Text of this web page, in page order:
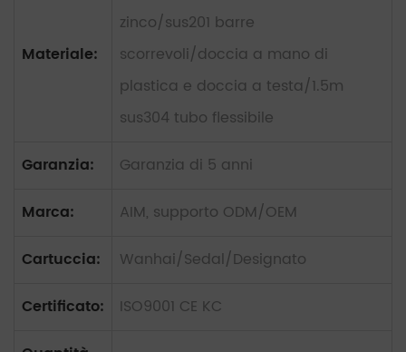
Materiale:
zinco/sus201 barre
scorrevoli/doccia a mano di
plastica e doccia a testa/1.5m
sus304 tubo flessibile
Garanzia:
Garanzia di 5 anni
Marca:
AIM, supporto ODM/OEM
Cartuccia:
Wanhai/Sedal/Designato
Certificato:
ISO9001 CE KC